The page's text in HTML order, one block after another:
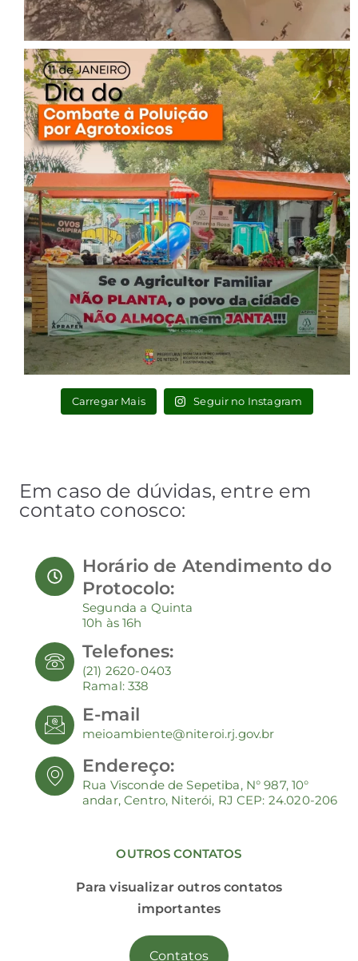
Carregar Mais Seguir no Instagram
Em caso de dúvidas, entre em
contato conosco:
Horário de Atendimento do
Protocolo:
Segunda a Quinta
10h às 16h
Telefones:
(21) 2620-0403
Ramal: 338
E-mail
meioambiente@niteroi.rj.gov.br
Endereço:
Rua Visconde de Sepetiba, N° 987, 10°
andar, Centro, Niterói, RJ CEP: 24.020-206
OUTROS CONTATOS
Para visualizar outros contatos
importantes
Contatos